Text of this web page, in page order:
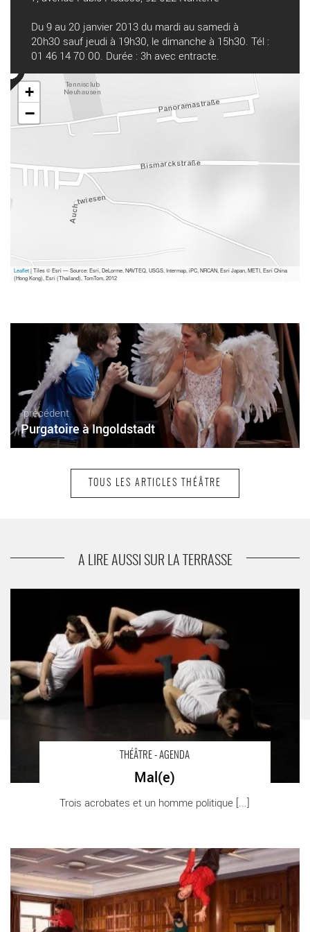
Du 9 au 20 janvier 2013 du mardi au samedi à
20h30 sauf jeudi à 19h30, le dimanche à 15h30. Tél :
01 46 14 70 00. Durée : 3h avec entracte.
+
−
Leaflet| Tiles © Esri — Source: Esri, DeLorme, NAVTEQ, USGS, Intermap, iPC, NRCAN, Esri Japan, METI, Esri China
(Hong Kong), Esri (Thailand), TomTom, 2012
précédent
Purgatoire à Ingoldstadt
L'Epreuve
TOUS LES ARTICLES THÉÂTRE
A LIRE AUSSI SUR LA TERRASSE
THÉÂTRE - AGENDA
Mal(e)
Trois acrobates et un homme politique [...]
Roadmetal, Sweetbread - Critique sortie Théâtre Paris Théâtre
de la Cité Internationale